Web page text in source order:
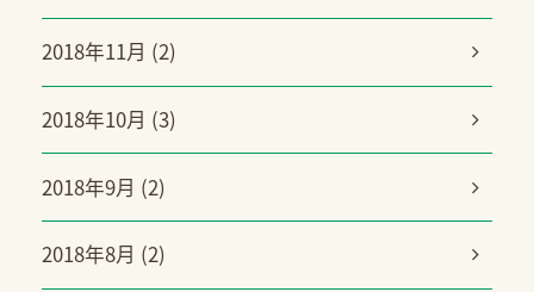
2018年11月 (2)
2018年10月 (3)
2018年9月 (2)
2018年8月 (2)